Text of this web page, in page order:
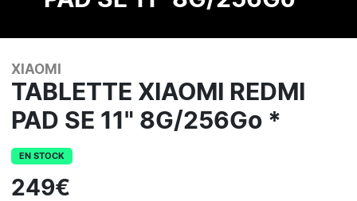
XIAOMI
TABLETTE XIAOMI REDMI
PAD SE 11" 8G/256Go *
EN STOCK
249€